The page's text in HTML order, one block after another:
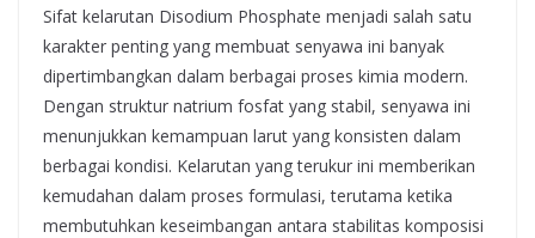
Sifat kelarutan Disodium Phosphate menjadi salah satu
karakter penting yang membuat senyawa ini banyak
dipertimbangkan dalam berbagai proses kimia modern.
Dengan struktur natrium fosfat yang stabil, senyawa ini
menunjukkan kemampuan larut yang konsisten dalam
berbagai kondisi. Kelarutan yang terukur ini memberikan
kemudahan dalam proses formulasi, terutama ketika
membutuhkan keseimbangan antara stabilitas komposisi